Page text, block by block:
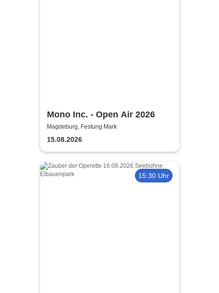
Mono Inc. - Open Air 2026
Magdeburg, Festung Mark
15.08.2026
15:30 Uhr